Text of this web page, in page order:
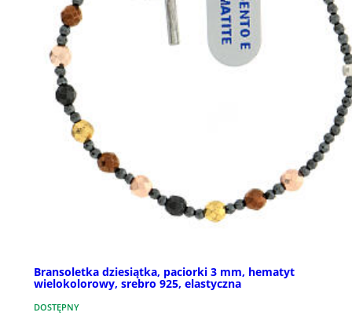
Bransoletka dziesiątka, paciorki 3 mm, hematyt
wielokolorowy, srebro 925, elastyczna
DOSTĘPNY